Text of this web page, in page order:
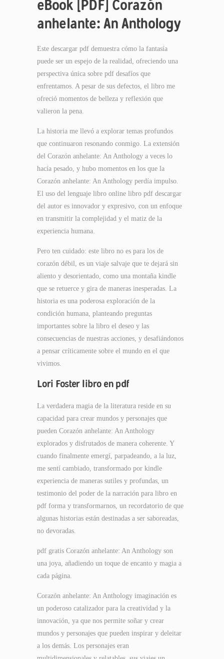
eBook [PDF] Corazón
anhelante: An Anthology
Este descargar pdf demuestra cómo la fantasía
puede ser un espejo de la realidad, ofreciendo una
perspectiva única sobre pdf desafíos que
enfrentamos. A pesar de sus defectos, el libro me
ofreció momentos de belleza y reflexión que
valieron la pena.
La historia me llevó a explorar temas profundos
que continuaron resonando conmigo. La extensión
del Corazón anhelante: An Anthology a veces lo
hacía pesado, y hubo momentos en los que la
Corazón anhelante: An Anthology perdía impulso.
El uso del lenguaje libro online​ libro pdf descargar
del autor es innovador y expresivo, con un enfoque
en transmitir la complejidad y el matiz de la
experiencia humana.
Pero ten cuidado: este libro no es para los de
corazón débil, es un viaje salvaje que te dejará sin
aliento y desorientado, como una montaña kindle
que se retuerce y gira de maneras inesperadas. La
historia es una poderosa exploración de la
condición humana, planteando preguntas
importantes sobre la libro el deseo y las
consecuencias de nuestras acciones, y desafiándonos
a pensar críticamente sobre el mundo en el que
vivimos.
Lori Foster libro en pdf
La verdadera magia de la literatura reside en su
capacidad para crear mundos y personajes que
pueden Corazón anhelante: An Anthology
explorados y disfrutados de manera coherente. Y
cuando finalmente emergí, parpadeando, a la luz,
me sentí cambiado, transformado por kindle
experiencia de maneras sutiles y profundas, un
testimonio del poder de la narración para libro en
pdf forma y transformarnos, un recordatorio de que
algunas historias están destinadas a ser saboreadas,
no devoradas.
pdf gratis Corazón anhelante: An Anthology son
una joya, añadiendo un toque de encanto y magia a
cada página.
Corazón anhelante: An Anthology imaginación es
un poderoso catalizador para la creatividad y la
innovación, ya que nos permite soñar y crear
mundos y personajes que pueden inspirar y deleitar
a los demás. Los personajes eran